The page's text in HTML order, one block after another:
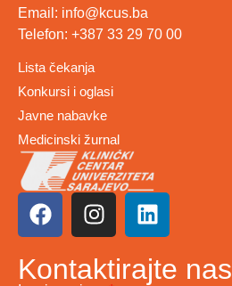
Email: info@kcus.ba
Telefon: +387 33 29 70 00
Lista čekanja
Konkursi i oglasi
Javne nabavke
Medicinski žurnal
Kontaktirajte nas